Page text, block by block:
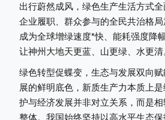
出行蔚然成风，绿色生产生活方式全
企业履职、群众参与的全民共治格
成为全球增绿速度*快、能耗强度降
让神州大地天更蓝、山更绿、水更清
绿色转型促蝶变，生态与发展双向
展的鲜明底色，新质生产力本质上
护与经济发展并非对立关系，而是
整体。我国始终坚持以高水平生态保